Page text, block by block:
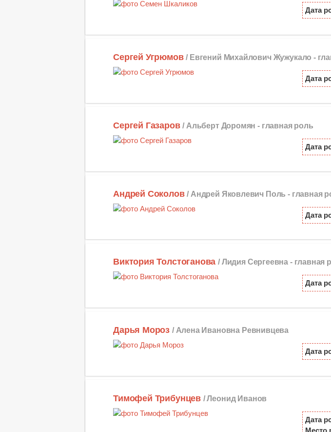
Дата
Сергей Угрюмов / Евгений Михайлович Жужукало -
Дата
Сергей Газаров / Альберт Доромян - главная роль
Дата
Андрей Соколов / Андрей Яковлевич Поль - главная
Дата
Виктория Толстоганова / Лидия Сергеевна - главная
Дата
Дарья Мороз / Алена Ивановна Ревнивцева
Дата
Тимофей Трибунцев / Леонид Иванов
Дата
Место